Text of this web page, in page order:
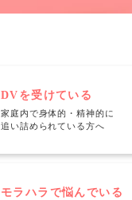
DVを受けている
家庭内で身体的・精神的に
追い詰められている方へ
モラハラで悩んでいる